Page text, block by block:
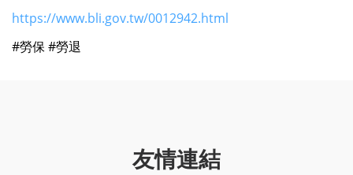
https://www.bli.gov.tw/0012942.html
#勞保#勞退
友情連結